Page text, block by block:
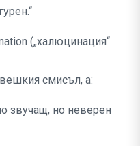
(„халюцинация“
смисъл, а:
звучащ, но неверен